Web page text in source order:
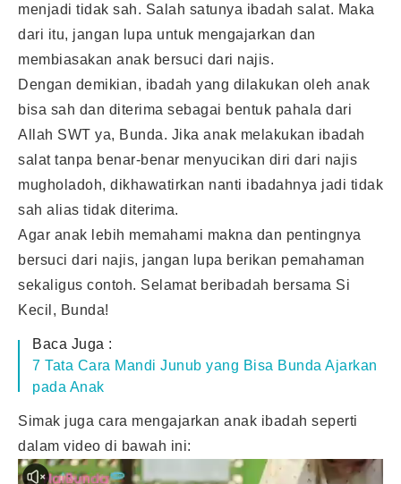
menjadi tidak sah. Salah satunya ibadah salat. Maka
dari itu, jangan lupa untuk mengajarkan dan
membiasakan anak bersuci dari najis.
Dengan demikian, ibadah yang dilakukan oleh anak
bisa sah dan diterima sebagai bentuk pahala dari
Allah SWT ya, Bunda. Jika anak melakukan ibadah
salat tanpa benar-benar menyucikan diri dari najis
mugholadoh, dikhawatirkan nanti ibadahnya jadi tidak
sah alias tidak diterima.
Agar anak lebih memahami makna dan pentingnya
bersuci dari najis, jangan lupa berikan pemahaman
sekaligus contoh. Selamat beribadah bersama Si
Kecil , Bunda!
Baca Juga :
7 Tata Cara Mandi Junub yang Bisa Bunda Ajarkan
pada Anak
Simak juga cara mengajarkan anak ibadah seperti
dalam video di bawah ini: